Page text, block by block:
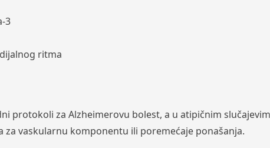
3
ritma
protokoli za Alzheimerovu bolest, a u atipičnim
za vaskularnu komponentu ili poremećaje ponašanja.